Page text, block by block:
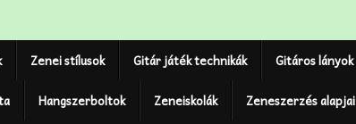
Zenei stílusok Gitár játék technikák Gitáros lányok
Hangszerboltok Zeneiskolák Zeneszerzés alapjai